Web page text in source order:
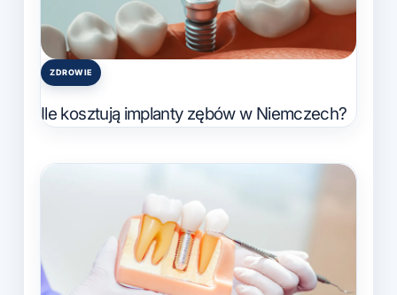
Posted
ZDROWIE
Ile kosztują implanty zębów w Niemczech?